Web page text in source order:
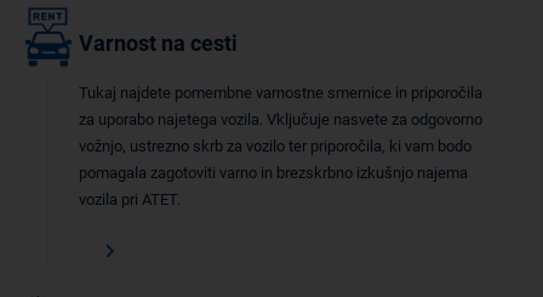
Varnost na cesti
Tukaj najdete pomembne varnostne smernice in priporočila
za uporabo najetega vozila. Vključuje nasvete za odgovorno
vožnjo, ustrezno skrb za vozilo ter priporočila, ki vam bodo
pomagala zagotoviti varno in brezskrbno izkušnjo najema
vozila pri ATET.